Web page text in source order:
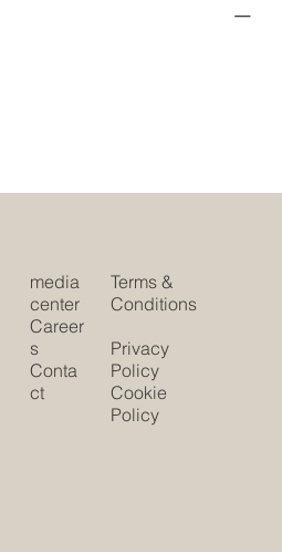
media
center
Career
s
Conta
ct
Terms &
Conditions
Privacy
Policy
Cookie
Policy